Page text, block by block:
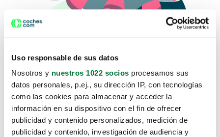
Uso responsable de sus datos
Nosotros y nuestros 1022 socios procesamos sus
datos personales, p.ej., su dirección IP, con tecnologías
como las cookies para almacenar y acceder la
información en su dispositivo con el fin de ofrecer
publicidad y contenido personalizados, medición de
publicidad y contenido, investigación de audiencia y
Lo sentimos, no sabemos como
te hemos traido hasta aquí.